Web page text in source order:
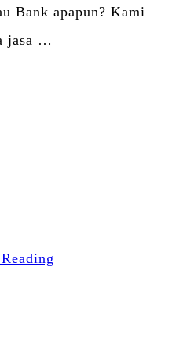
Bank apapun? Kami
jasa …
Share